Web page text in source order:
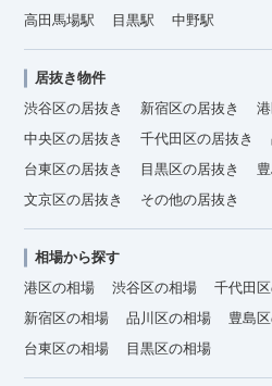
高田馬場駅
目黒駅 中野駅
居抜き物件
渋谷区の居抜き
新宿区の居抜き
中央区の居抜き
千代田区の居抜き
台東区の居抜き
目黒区の居抜き
文京区の居抜き
その他の居抜き
相場から探す
港区の相場
渋谷区の相場 千代田
新宿区の相場
品川区の相場 豊島
台東区の相場
目黒区の相場